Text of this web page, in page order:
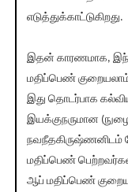
எடுத்துக்காட்டுகிறது.
இதன் காரணமாக,
மதிப்பெண்
இது தொடர்பாக
இயக்குநருமான
நவநீதகிருஷ்ணனிடம்
மதிப்பெண்
ஆப் மதிப்பெண்